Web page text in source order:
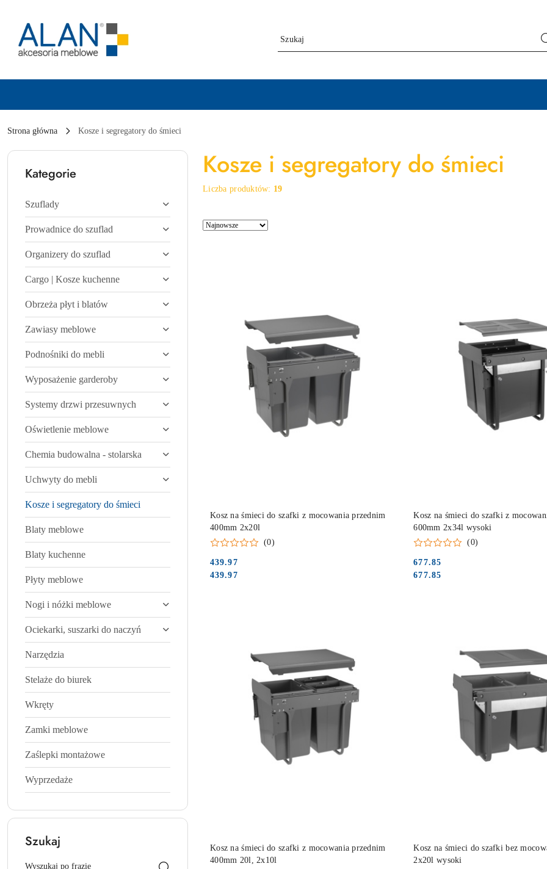
Strona główna Kosze i segregatory do śmieci
Kategorie
Szuflady
Prowadnice do szuflad
Organizery do szuflad
Cargo | Kosze kuchenne
Obrzeża płyt i blatów
Zawiasy meblowe
Podnośniki do mebli
Wyposażenie garderoby
Systemy drzwi przesuwnych
Oświetlenie meblowe
Chemia budowalna - stolarska
Uchwyty do mebli
Kosze i segregatory do śmieci
Blaty meblowe
Blaty kuchenne
Płyty meblowe
Nogi i nóżki meblowe
Ociekarki, suszarki do naczyń
Narzędzia
Stelaże do biurek
Wkręty
Zamki meblowe
Zaślepki montażowe
Wyprzedaże
Szukaj
Kosze i segregatory do śmieci
Liczba produktów: 19
Zastosowano
Sortuj
Kosz na śmieci do szafki z mocowania przednim
400mm 2x20l
(0)
Cena:
439.97
Cena:
439.97
PRODUKT NIEDOSTĘPNY
Kosz na śmieci do szafki z
600mm 2x34l wysoki
(0)
Cena:
677.85
Cena:
677.85
PRODUKT
Kosz na śmieci do szafki z mocowania przednim
400mm 20l, 2x10l
Kosz na śmieci do szafki bez
2x20l wysoki